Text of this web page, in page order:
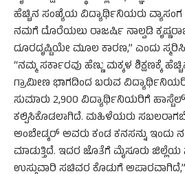
ಹೆಚ್ಚಿನ ಸಂಖ್ಯೆಯ ವಿದ್ಯಾರ್ಥಿನಿಯರು ವ್ಯಾಸಂಗ
ನಮಗೆ ದೊರೆಯಲು ರಾಜರ್ಷಿ ನಾಲ್ವಡಿ
ದೂರದೃಷ್ಟಿಯೇ ಮೂಲ ಕಾರಣ,” ಎಂದು
“ನಮ್ಮ ಸರ್ಕಾರವು ಹೆಣ್ಣು ಮಕ್ಕಳ ಶಿಕ್ಷಣಕ್ಕೆ
ಗ್ರಾಮೀಣ ಭಾಗದಿಂದ ಬರುವ
ಸುಮಾರು 2,900 ವಿದ್ಯಾರ್ಥಿನಿಯರಿಗೆ
ಕಲ್ಪಿಸಿಕೊಡಲಾಗಿದೆ. ಮಹಿಳೆಯರು
ಅಂಬೇಡ್ಕರ್ ಅವರು ಕಂಡ ಕನಸನ್ನು ಇಂದು
ಮಾಡುತ್ತಿದೆ. ಇದರ ಜೊತೆಗೆ ಮೈಸೂರು ಜಿಲ್ಲೆಯ
ಉಸ್ತುವಾರಿ ಸಚಿವರ ಕೊಡುಗೆ